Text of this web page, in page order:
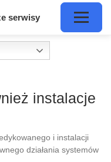
instalacje
i instalacji
działania systemów
serwisy